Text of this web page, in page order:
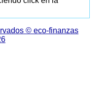
© eco-finanzas